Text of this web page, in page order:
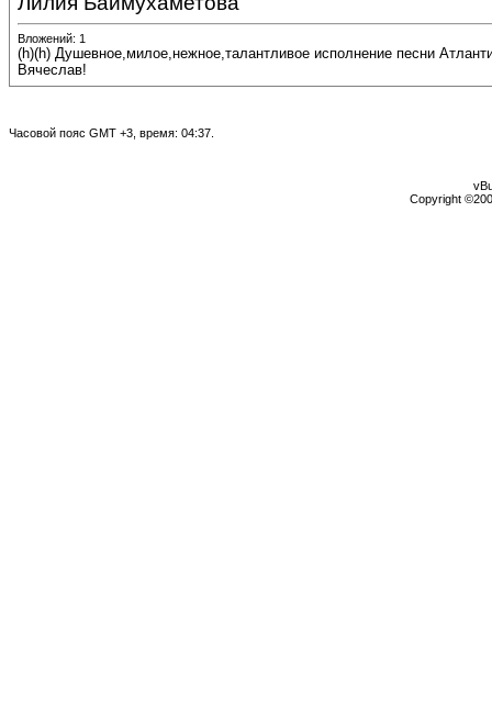
Вложений: 1
(h)(h) Душевное,милое,нежное,талантливое исполнение песни
Вячеслав!
Часовой пояс GMT +3, время: 04:37
Copyright